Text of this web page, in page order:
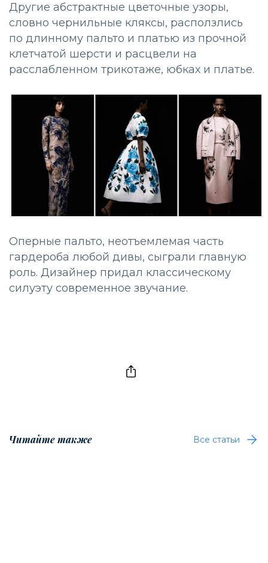
Другие абстрактные цветочные узоры,
словно чернильные кляксы, расползлись
по длинному пальто и платью из прочной
клетчатой шерсти и расцвели на
расслабленном трикотаже, юбках и платье.
Оперные пальто, неотъемлемая часть
гардероба любой дивы, сыграли главную
роль. Дизайнер придал классическому
силуэту современное звучание.
Читайте также Все статьи